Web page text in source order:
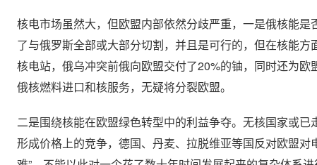
核电市场虽然大，但欧盟内部依然分歧严重，一是俄核能
了与俄罗斯全部或大部分切割，并且是可行的，但在核能
核电站，俄乌冲突前俄向欧盟交付了20%的铀，同时还为
俄核燃料进口和核服务，无疑将分裂欧盟。
二是围绕核能在欧盟绿色转型中的利益争夺。无核国家或
形成价格上的竞争，德国、丹麦、拉脱维亚等国反对欧盟